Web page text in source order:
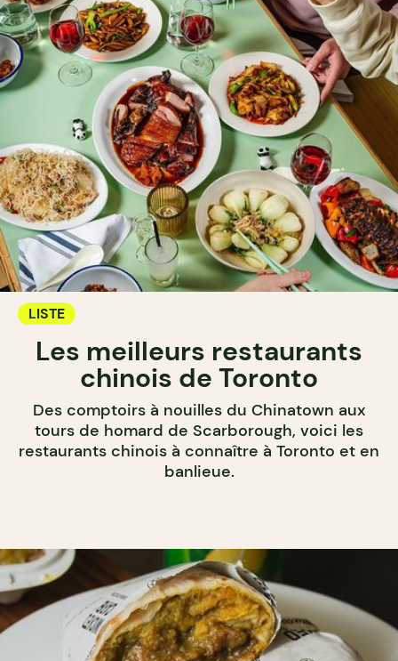
LISTE
Les meilleurs restaurants
chinois de Toronto
Des comptoirs à nouilles du Chinatown aux
tours de homard de Scarborough, voici les
restaurants chinois à connaître à Toronto et en
banlieue.